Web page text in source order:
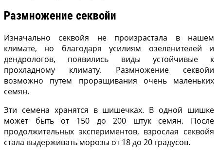
Размножение секвойи
Изначально секвойя не произрастала в нашем
климате, но благодаря усилиям озеленителей и
дендрологов, появились виды устойчивые к
прохладному климату. Размножение секвойи
возможно путем проращивания очень маленьких
семян.
Эти семена хранятся в шишечках. В одной шишке
может быть от 150 до 200 штук семян. После
продолжительных экспериментов, взрослая секвойя
стала выдерживать морозы от 18 до 20 градусов.